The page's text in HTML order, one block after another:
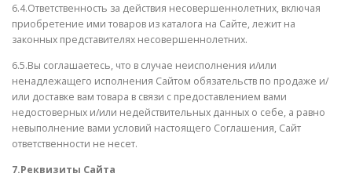
6.4.Ответственность за действия несовершеннолетних, включая
приобретение ими товаров из каталога на Сайте, лежит на
законных представителях несовершеннолетних.
6.5.Вы соглашаетесь, что в случае неисполнения и/или
ненадлежащего исполнения Сайтом обязательств по продаже и/
или доставке вам товара в связи с предоставлением вами
недостоверных и/или недействительных данных о себе, а равно
невыполнение вами условий настоящего Соглашения, Сайт
ответственности не несет.
7.Реквизиты Сайта